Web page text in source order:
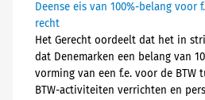
Deense eis van 100%-belang voor
recht
Het Gerecht oordeelt dat het in
dat Denemarken een belang van
vorming van een f.e. voor de BTW
BTW-activiteiten verrichten en